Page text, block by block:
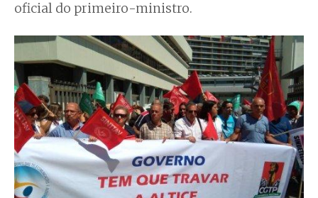
oficial do primeiro-ministro.